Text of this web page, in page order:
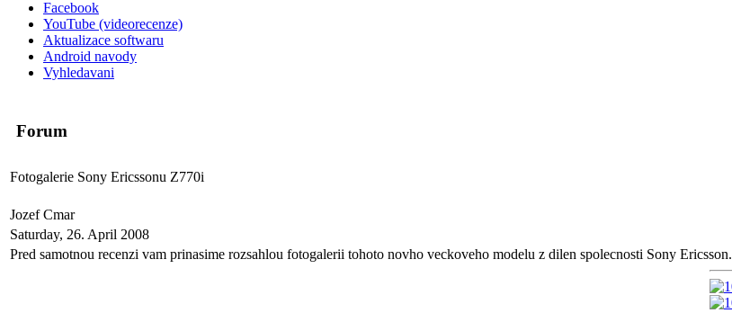
Facebook
YouTube (videorecenze)
Aktualizace softwaru
Android navody
Vyhledavani
Forum
Fotogalerie Sony Ericssonu Z770i
Jozef Cmar
Saturday, 26. April 2008
Pred samotnou recenzi vam prinasime rozsahlou fotogalerii tohoto novho veckoveho modelu z dilen spolecnosti Sony Ericsson.